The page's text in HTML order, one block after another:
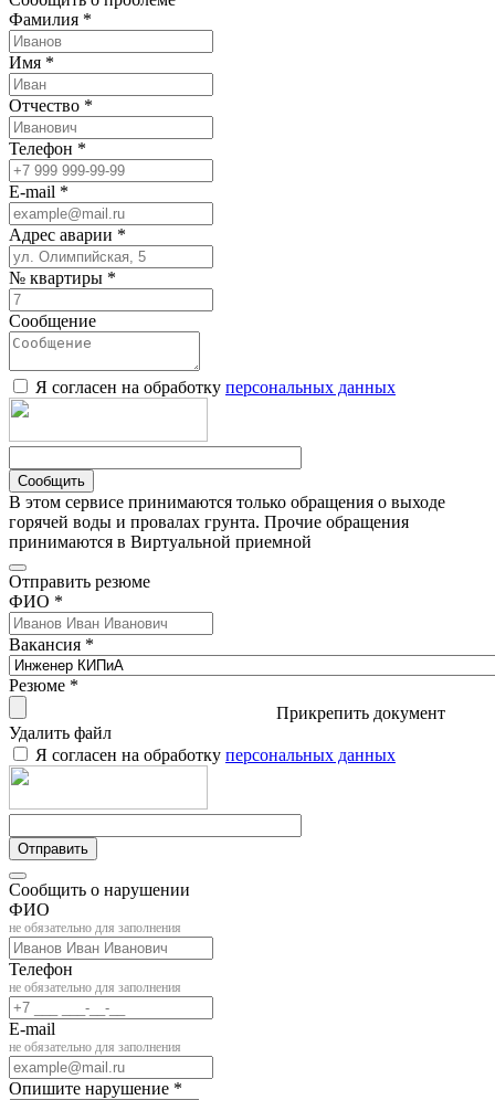
Фамилия *
Имя *
Отчество *
Телефон *
E-mail *
Адрес аварии *
№ квартиры *
Сообщение
Я согласен на обработку персональных данных
Сообщить
В этом сервисе принимаются только обращения о выходе
горячей воды и провалах грунта. Прочие обращения
принимаются в Виртуальной приемной
Отправить резюме
ФИО *
Вакансия *
Резюме *
Прикрепить документ
Удалить файл
Я согласен на обработку персональных данных
Отправить
Сообщить о нарушении
ФИО
не обязательно для заполнения
Телефон
не обязательно для заполнения
E-mail
не обязательно для заполнения
Опишите нарушение *